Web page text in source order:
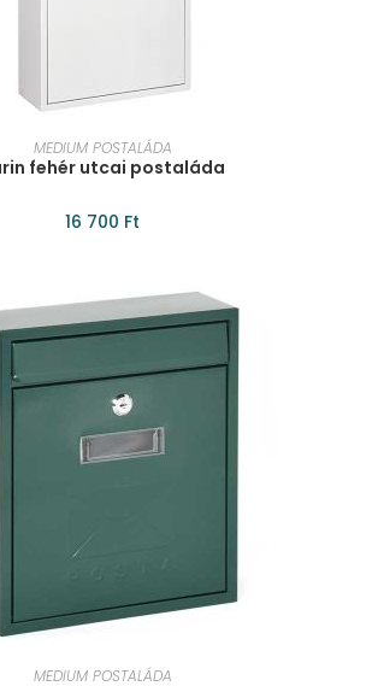
KOSÁRBA TESZEM
MEDIUM POSTALÁDA
fehér utcai postaláda
16 700 Ft
KOSÁRBA TESZEM
MEDIUM POSTALÁDA